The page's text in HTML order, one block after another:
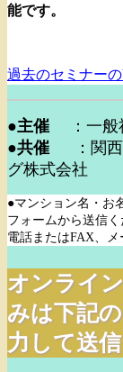
能です。
過去のセミナー
●主催 ：一般
●共催 ：関西
グ株式会社
●マンション名・お
フォームから送信く
電話またはFAX、メ
オンライ
みは下記
力して送